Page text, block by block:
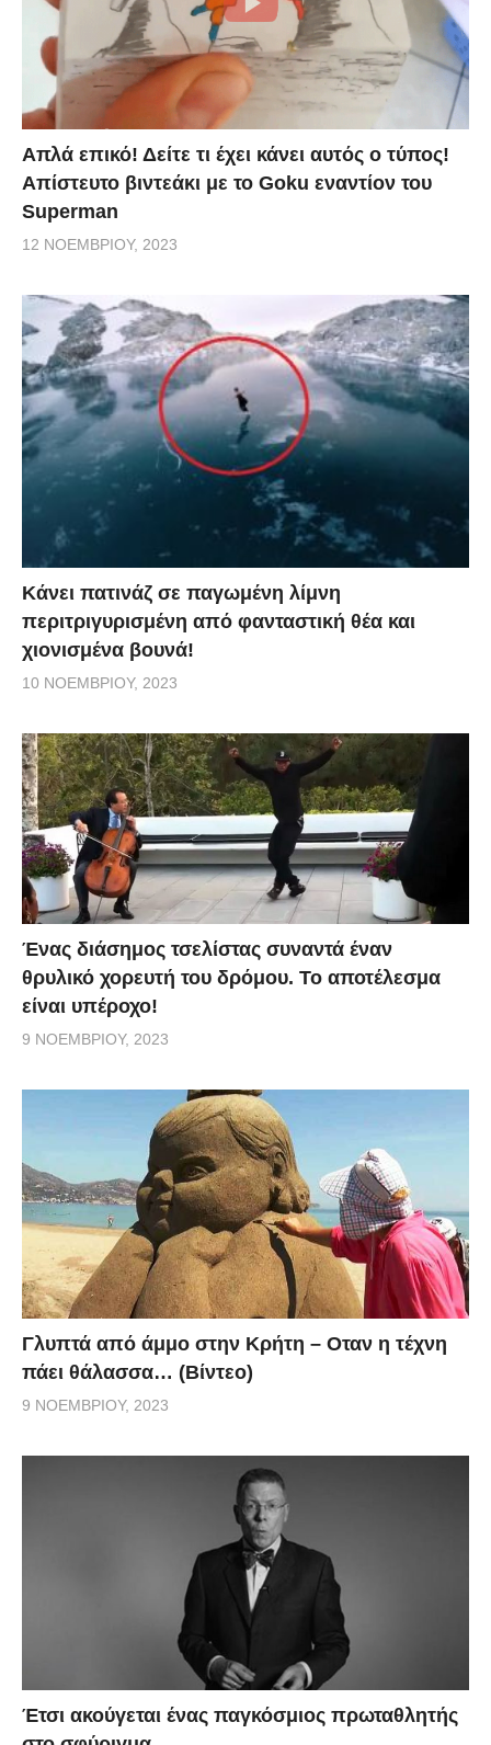
Απλά επικό! Δείτε τι έχει κάνει αυτός ο τύπος!
Απίστευτο βιντεάκι με το Goku εναντίον του
Superman
12 ΝΟΕΜΒΡΊΟΥ, 2023
Κάνει πατινάζ σε παγωμένη λίμνη
περιτριγυρισμένη από φανταστική θέα και
χιονισμένα βουνά!
10 ΝΟΕΜΒΡΊΟΥ, 2023
Ένας διάσημος τσελίστας συναντά έναν
θρυλικό χορευτή του δρόμου. Το αποτέλεσμα
είναι υπέροχο!
9 ΝΟΕΜΒΡΊΟΥ, 2023
Γλυπτά από άμμο στην Κρήτη – Οταν η τέχνη
πάει θάλασσα… (Βίντεο)
9 ΝΟΕΜΒΡΊΟΥ, 2023
Έτσι ακούγεται ένας παγκόσμιος πρωταθλητής